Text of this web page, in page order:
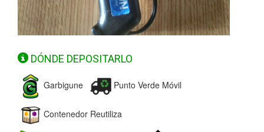
DÓNDE DEPOSITARLO
Garbigune Punto Verde Móvil
Contenedor Reutiliza